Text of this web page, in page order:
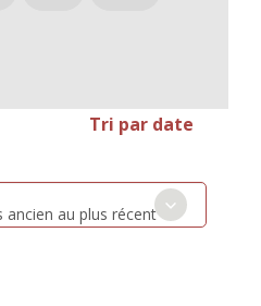
Tri par date
ancien au plus récent